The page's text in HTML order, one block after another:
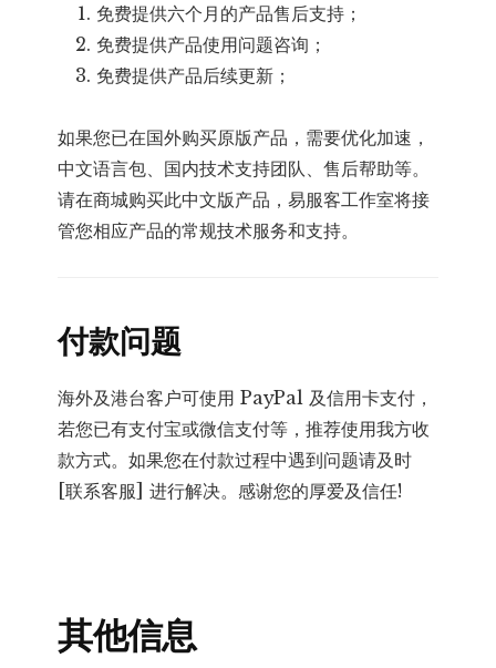
免费提供六个月的产品售后支持；
免费提供产品使用问题咨询；
免费提供产品后续更新；
如果您已在国外购买原版产品，需要优化加速，
中文语言包、国内技术支持团队、售后帮助等。
请在商城购买此中文版产品，易服客工作室将接
管您相应产品的常规技术服务和支持。
付款问题
海外及港台客户可使用 PayPal 及信用卡支付，
若您已有支付宝或微信支付等，推荐使用我方收
款方式。如果您在付款过程中遇到问题请及时
[联系客服] 进行解决。感谢您的厚爱及信任!
其他信息